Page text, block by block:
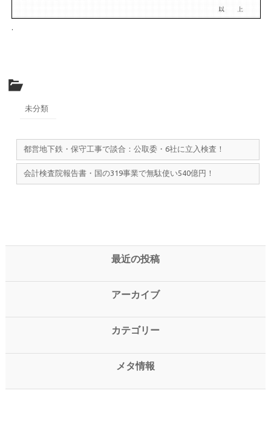
.
未分類
都営地下鉄・保守工事で談合：公取委・6社に立入検査！
会計検査院報告書・国の319事業で無駄使い540億円！
最近の投稿
アーカイブ
カテゴリー
メタ情報